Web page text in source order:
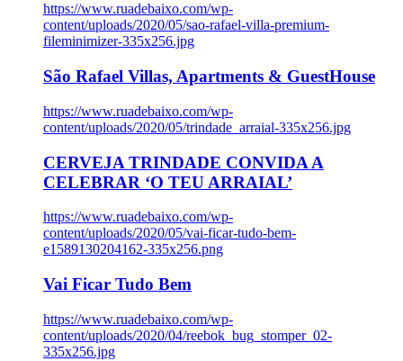
https://www.ruadebaixo.com/wp-
content/uploads/2020/05/sao-rafael-villa-premium-
fileminimizer-335x256.jpg
São Rafael Villas, Apartments & GuestHouse
https://www.ruadebaixo.com/wp-
content/uploads/2020/05/trindade_arraial-335x256.jpg
CERVEJA TRINDADE CONVIDA A
CELEBRAR ‘O TEU ARRAIAL’
https://www.ruadebaixo.com/wp-
content/uploads/2020/05/vai-ficar-tudo-bem-
e1589130204162-335x256.png
Vai Ficar Tudo Bem
https://www.ruadebaixo.com/wp-
content/uploads/2020/04/reebok_bug_stomper_02-
335x256.jpg